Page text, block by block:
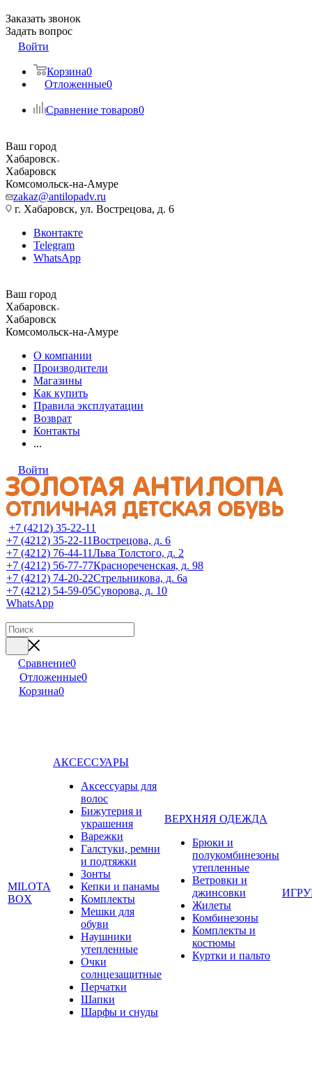
Заказать звонок
Задать вопрос
Войти
Корзина0
Отложенные0
Сравнение товаров0
Ваш город
Хабаровск
Хабаровск
Комсомольск-на-Амуре
zakaz@antilopadv.ru
г. Хабаровск, ул. Вострецова, д. 6
Вконтакте
Telegram
WhatsApp
Ваш город
Хабаровск
Хабаровск
Комсомольск-на-Амуре
О компании
Производители
Магазины
Как купить
Правила эксплуатации
Возврат
Контакты
...
Войти
+7 (4212) 35-22-11
+7 (4212) 35-22-11Вострецова, д. 6
+7 (4212) 76-44-11Льва Толстого, д. 2
+7 (4212) 56-77-77Краснореченская, д. 98
+7 (4212) 74-20-22Стрельникова, д. 6а
+7 (4212) 54-59-05Суворова, д. 10
WhatsApp
Сравнение0
Отложенные0
Корзина0
MILOTA
BOX
АКСЕССУАРЫ
Аксессуары для
волос
Бижутерия и
украшения
Варежки
Галстуки, ремни
и подтяжки
Зонты
Кепки и панамы
Комплекты
Мешки для
обуви
Наушники
утепленные
Очки
солнцезащитные
Перчатки
Шапки
Шарфы и снуды
ВЕРХНЯЯ ОДЕЖДА
Брюки и
полукомбинезоны
утепленные
Ветровки и
джинсовки
Жилеты
Комбинезоны
Комплекты и
костюмы
Куртки и пальто